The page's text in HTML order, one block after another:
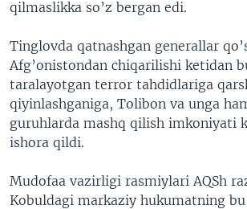
qilmaslikka so’z bergan edi.
Tinglovda qatnashgan generallar
Afg’onistondan chiqarilishi ketidan
taralayotgan terror tahdidlariga
qiyinlashganiga, Tolibon va unga
guruhlarda mashq qilish imkoniyati
ishora qildi.
Mudofaa vazirligi rasmiylari AQSh
Kobuldagi markaziy hukumatning